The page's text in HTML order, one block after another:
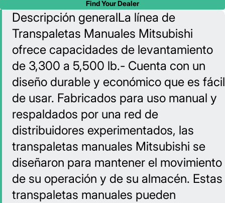
Find Your Dealer
Descripción generalLa línea de
Transpaletas Manuales Mitsubishi
ofrece capacidades de levantamiento
de 3,300 a 5,500 lb.- Cuenta con un
diseño durable y económico que es fácil
de usar. Fabricados para uso manual y
respaldados por una red de
distribuidores experimentados, las
transpaletas manuales Mitsubishi se
diseñaron para mantener el movimiento
de su operación y de su almacén. Estas
transpaletas manuales pueden